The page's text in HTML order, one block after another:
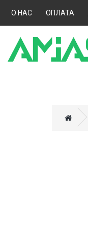
О НАС ОПЛАТА